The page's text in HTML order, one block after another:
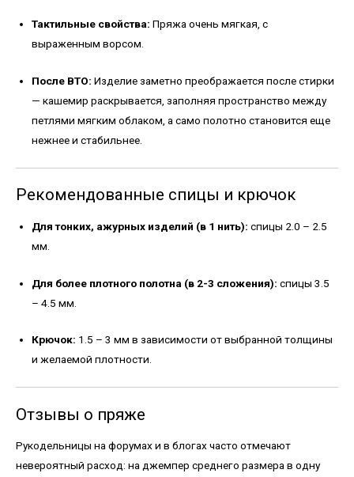
Тактильные свойства: Пряжа очень мягкая, с
выраженным ворсом.
После ВТО: Изделие заметно преображается после стирки
— кашемир раскрывается, заполняя пространство между
петлями мягким облаком, а само полотно становится еще
нежнее и стабильнее.
Рекомендованные спицы и крючок
Для тонких, ажурных изделий (в 1 нить): спицы 2.0 – 2.5
мм.
Для более плотного полотна (в 2-3 сложения): спицы 3.5
– 4.5 мм.
Крючок: 1.5 – 3 мм в зависимости от выбранной толщины
и желаемой плотности.
Отзывы о пряже
Рукодельницы на форумах и в блогах часто отмечают
невероятный расход: на джемпер среднего размера в одну